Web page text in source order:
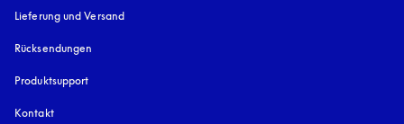
Lieferung und Versand
Rücksendungen
Produktsupport
Kontakt